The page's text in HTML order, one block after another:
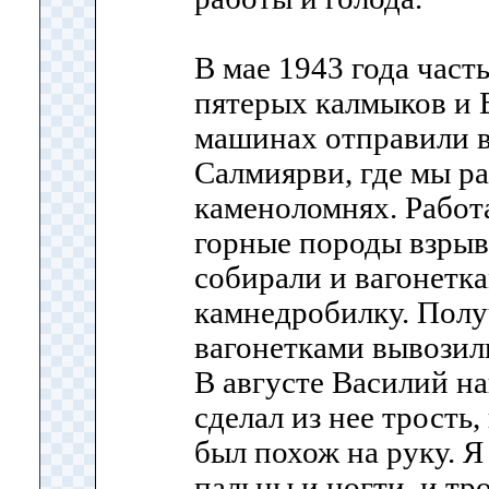
В мае 1943 года
пятерых калмыков и
машинах отправили
Салмиярви, где мы
каменоломнях.
горные породы
собирали и
камнедробилку.
вагонетками
В августе Василий
сделал из нее
был похож на руку.